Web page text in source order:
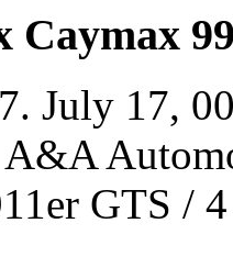
Caymax
July 17,
GTS /